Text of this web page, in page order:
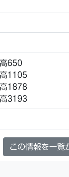
650
1105
1878
3193
この情報を一覧